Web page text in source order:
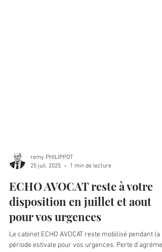
remy PHILIPPOT
25 juil. 2025
1 min de lecture
ECHO AVOCAT reste à votre
disposition en juillet et aout
pour vos urgences